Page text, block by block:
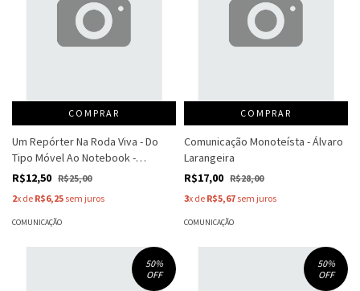
COMPRAR
Um Repórter Na Roda Viva - Do
Tipo Móvel Ao Notebook -
Cassiano Arruda Câmara
R$12,50 R$25,00
2x de R$6,25 sem juros
COMUNICAÇÃO
COMPRAR
Comunicação Monoteísta - Álvaro
Larangeira
R$17,00 R$28,00
3x de R$5,67 sem juros
COMUNICAÇÃO
50%
OFF
50%
OFF